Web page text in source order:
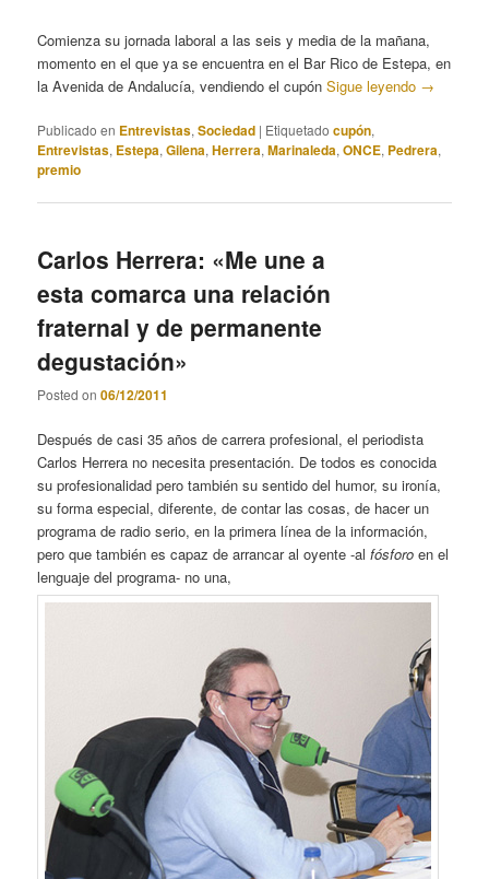
Comienza su jornada laboral a las seis y media de la mañana,
momento en el que ya se encuentra en el Bar Rico de Estepa, en
la Avenida de Andalucía, vendiendo el cupónSigue leyendo →
Publicado en Entrevistas,Sociedad | Etiquetado cupón,
Entrevistas, Estepa,Gilena,Herrera,Marinaleda,ONCE, Pedrera,
premio
Carlos Herrera: «Me une a
esta comarca una relación
fraternal y de permanente
degustación»
Posted on06/12/2011
Después de casi 35 años de carrera profesional, el periodista
Carlos Herrera no necesita presentación. De todos es conocida
su profesionalidad pero también su sentido del humor, su ironía,
su forma especial, diferente, de contar las cosas, de hacer un
programa de radio serio, en la primera línea de la información,
pero que también es capaz de arrancar al oyente -alfósforoen el
lenguaje del programa- no una,